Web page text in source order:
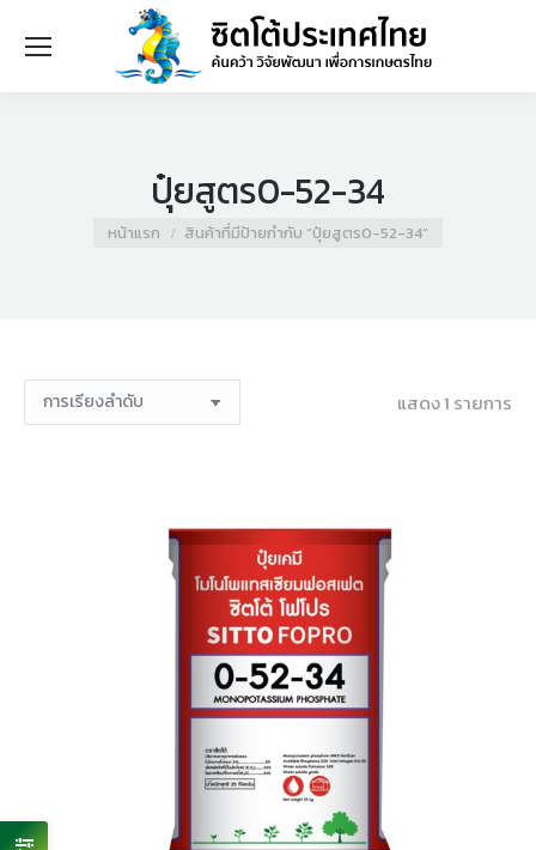
ปุ๋ยสูตร0-52-34
You are here:
หน้าแรก สินค้าที่มีป้ายกำกับ “ปุ๋ยสูตร0-52-34”
แสดง 1 รายการ